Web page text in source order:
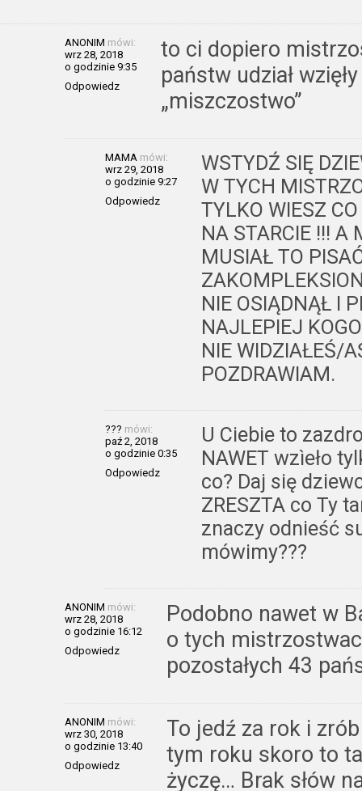
ANONIM mówi:
wrz 28, 2018
o godzinie 9:35
Odpowiedz
to ci dopiero
państw udział
„miszczostwo”
MAMA mówi:
wrz 29, 2018
o godzinie 9:27
Odpowiedz
WSTYDŹ SIĘ
W TYCH
TYLKO WIESZ
NA STARCIE !!! A
MUSIAŁ TO
NIE OSIĄDNĄŁ I
NAJLEPIEJ
NIE WIDZIAŁEŚ/
POZDRAWIAM.
??? mówi:
paź 2, 2018
o godzinie 0:35
Odpowiedz
U Ciebie to
NAWET wzìeło
co? Daj się
ZRESZTA co Ty
znaczy odnieść
mówimy???
ANONIM mówi:
wrz 28, 2018
o godzinie 16:12
Odpowiedz
Podobno nawet w
o tych
pozostałych 43
ANONIM mówi:
wrz 30, 2018
o godzinie 13:40
Odpowiedz
To jedź za rok i
tym roku skoro to
życzę… Brak słów